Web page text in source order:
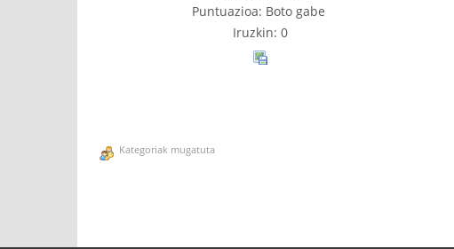
Puntuazioa: Boto gabe
Iruzkin: 0
Kategoriak mugatuta